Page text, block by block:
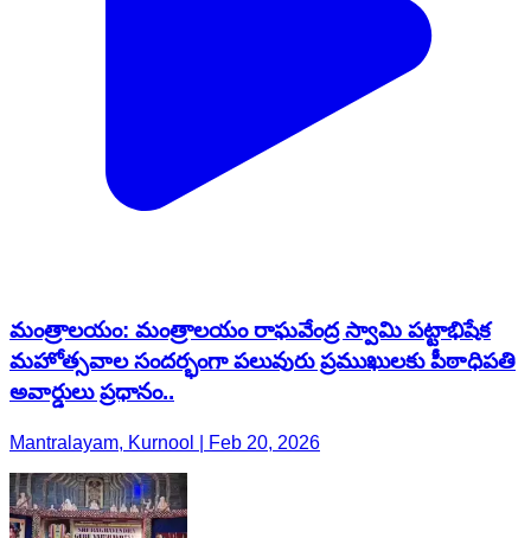
మంత్రాలయం: మంత్రాలయం రాఘవేంద్ర స్వామి పట్టాభిషేక
మహోత్సవాల సందర్భంగా పలువురు ప్రముఖులకు పీఠాధిపతి
అవార్డులు ప్రధానం..
Mantralayam, Kurnool | Feb 20, 2026